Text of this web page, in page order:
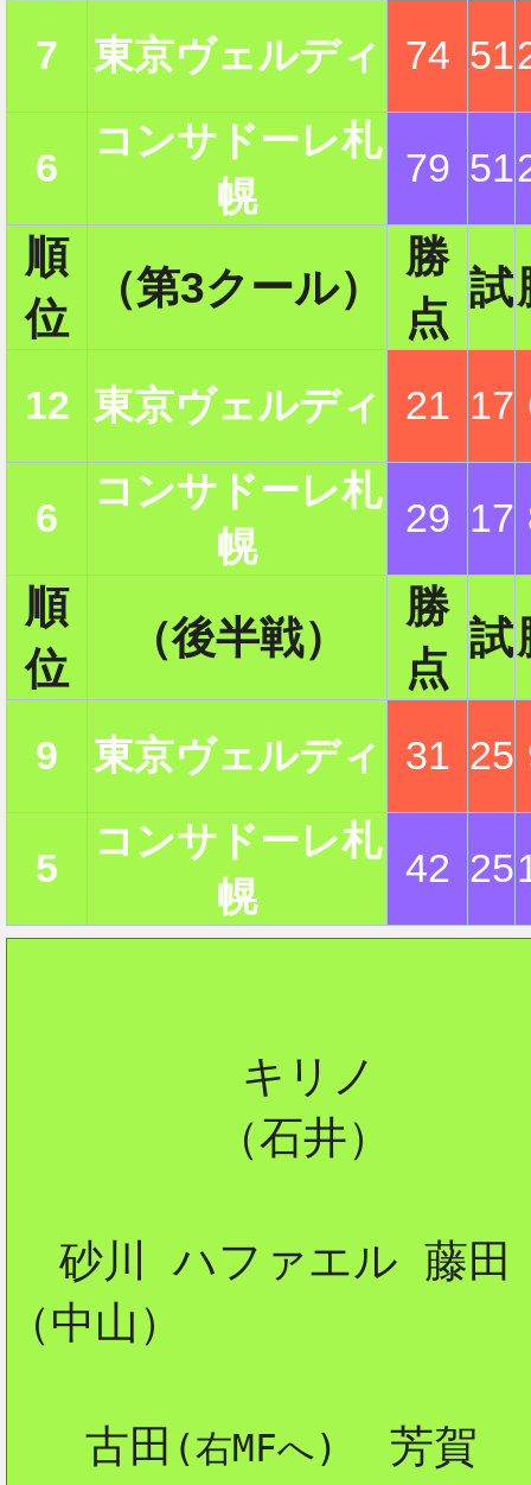
7 東京ヴェルディ 74 51
6
コンサドーレ札
幌
79 51
順
位
（第3クール）
勝
点
試
12 東京ヴェルディ 21 17
6
コンサドーレ札
幌
29 17
順
位
（後半戦）
勝
点
試
9 東京ヴェルディ 31 25
5
コンサドーレ札
幌
42 25
         キリノ
        （石井）
  砂川 ハファエル 藤田
（中山）
   古田
(右MFへ)
  芳賀